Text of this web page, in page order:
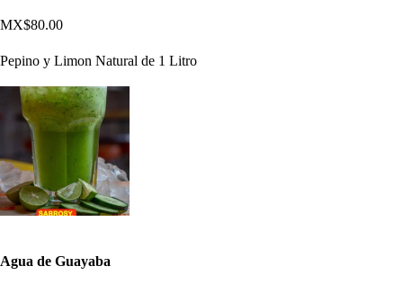
MX$80.00
Pepino y Limon Natural de 1 Litro
Agua de Guayaba